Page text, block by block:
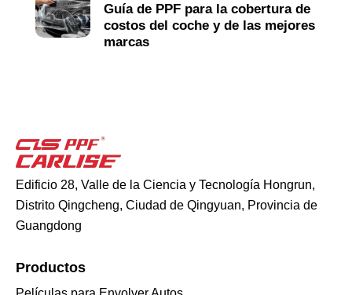
Guía de PPF para la cobertura de
costos del coche y de las mejores
marcas
Edificio 28, Valle de la Ciencia y Tecnología Hongrun,
Distrito Qingcheng, Ciudad de Qingyuan, Provincia de
Guangdong
Productos